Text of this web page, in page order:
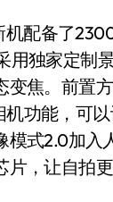
配备了
用独家定制
焦。前置
功能，可
式2.0加入
，让自拍